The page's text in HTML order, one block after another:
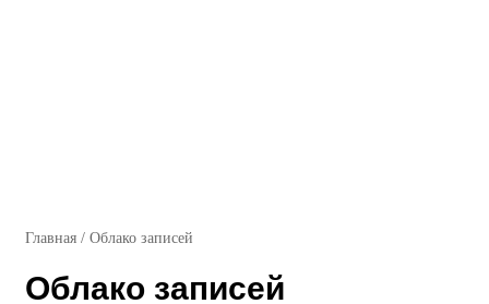
Главная / Облако записей
Облако записей